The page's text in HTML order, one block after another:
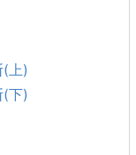
上)
下)